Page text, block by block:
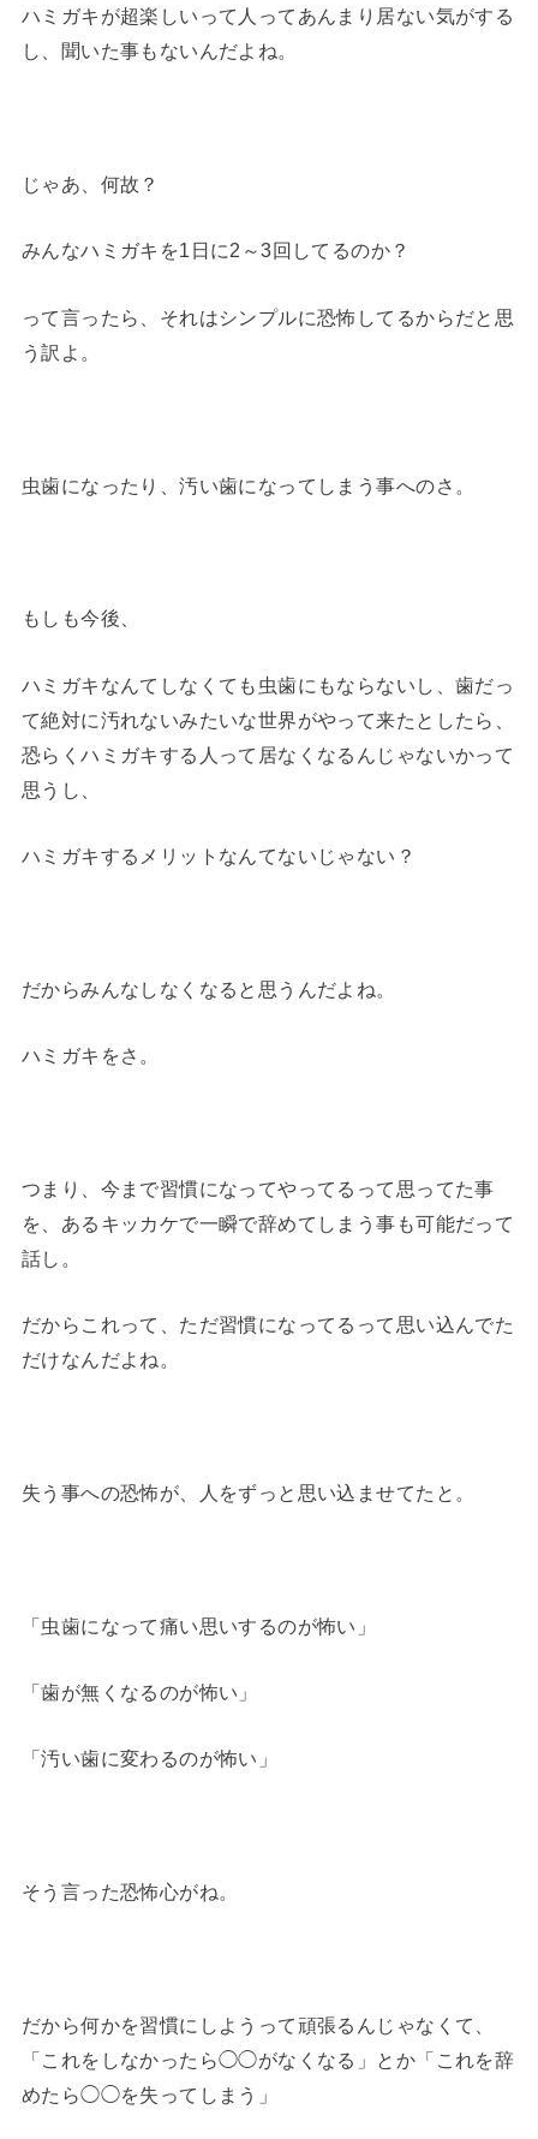
ハミガキが超楽しいって人ってあんまり居ない気がする
し、聞いた事もないんだよね。
じゃあ、何故？
みんなハミガキを1日に2～3回してるのか？
って言ったら、それはシンプルに恐怖してるからだと思
う訳よ。
虫歯になったり、汚い歯になってしまう事へのさ。
もしも今後、
ハミガキなんてしなくても虫歯にもならないし、歯だっ
て絶対に汚れないみたいな世界がやって来たとしたら、
恐らくハミガキする人って居なくなるんじゃないかって
思うし、
ハミガキするメリットなんてないじゃない？
だからみんなしなくなると思うんだよね。
ハミガキをさ。
つまり、今まで習慣になってやってるって思ってた事
を、あるキッカケで一瞬で辞めてしまう事も可能だって
話し。
だからこれって、ただ習慣になってるって思い込んでた
だけなんだよね。
失う事への恐怖が、人をずっと思い込ませてたと。
「虫歯になって痛い思いするのが怖い」
「歯が無くなるのが怖い」
「汚い歯に変わるのが怖い」
そう言った恐怖心がね。
だから何かを習慣にしようって頑張るんじゃなくて、
「これをしなかったら◯◯がなくなる」とか「これを辞
めたら◯◯を失ってしまう」